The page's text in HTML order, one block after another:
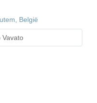
België
Vavato